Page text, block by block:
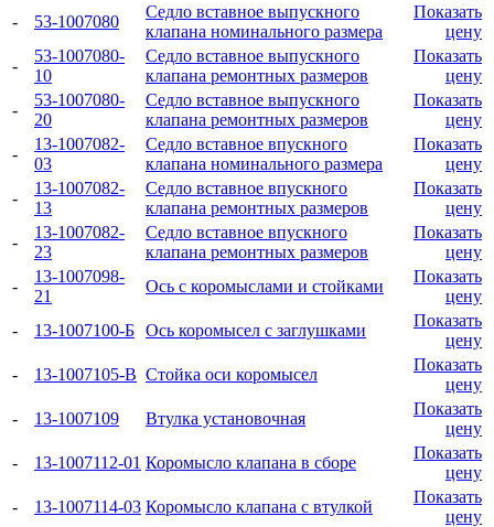
-
53-1007080
Седло вставное выпускного
клапана номинального размера
Показать
цену
-
53-1007080-
10
Седло вставное выпускного
клапана ремонтных размеров
Показать
цену
-
53-1007080-
20
Седло вставное выпускного
клапана ремонтных размеров
Показать
цену
-
13-1007082-
03
Седло вставное впускного
клапана номинального размера
Показать
цену
-
13-1007082-
13
Седло вставное впускного
клапана ремонтных размеров
Показать
цену
-
13-1007082-
23
Седло вставное впускного
клапана ремонтных размеров
Показать
цену
-
13-1007098-
21
Ось с коромыслами и стойками
Показать
цену
-
13-1007100-Б Ось коромысел с заглушками
Показать
цену
-
13-1007105-В Стойка оси коромысел
Показать
цену
-
13-1007109 Втулка установочная
Показать
цену
-
13-1007112-01 Коромысло клапана в сборе
Показать
цену
-
13-1007114-03 Коромысло клапана с втулкой
Показать
цену